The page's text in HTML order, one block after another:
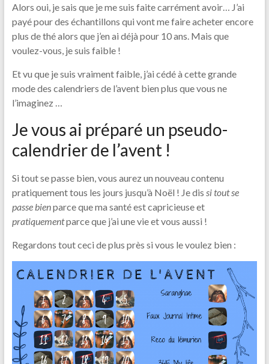
Alors oui, je sais que je me suis faite carrément avoir… J’ai
payé pour des échantillons qui vont me faire acheter encore
plus de thé alors que j’en ai déjà pour 10 ans. Mais que
voulez-vous, je suis faible !
Et vu que je suis vraiment faible, j’ai cédé à cette grande
mode des calendriers de l’avent bien plus que vous ne
l’imaginez …
Je vous ai préparé un pseudo-
calendrier de l’avent !
Si tout se passe bien, vous aurez un nouveau contenu
pratiquement tous les jours jusqu’à Noël ! Je dis si tout se
passe bienparce que ma santé est capricieuse et
pratiquementparce que j’ai une vie et vous aussi !
Regardons tout ceci de plus près si vous le voulez bien :